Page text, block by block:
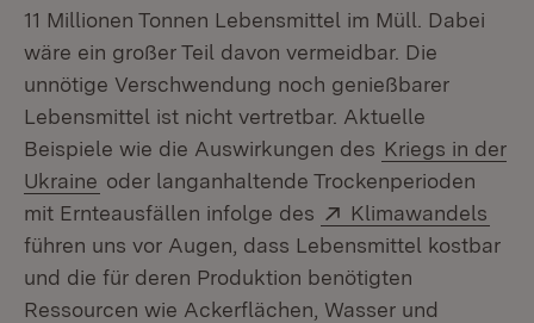
11 Millionen Tonnen Lebensmittel im Müll. Dabei
wäre ein großer Teil davon vermeidbar. Die
unnötige Verschwendung noch genießbarer
Lebensmittel ist nicht vertretbar. Aktuelle
Beispiele wie die Auswirkungen des Kriegs in der
Ukraine oder langanhaltende Trockenperioden
mit Ernteausfällen infolge des
Extern:
Klimawandels
führen uns vor Augen, dass Lebensmittel kostbar
und die für deren Produktion benötigten
Ressourcen wie Ackerflächen, Wasser und